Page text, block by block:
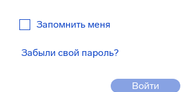
Запомнить меня
Забыли свой пароль?
Войти